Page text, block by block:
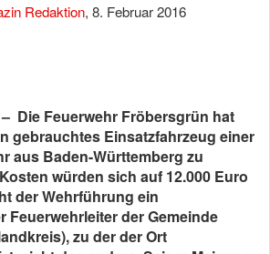
Redaktion, 8. Februar 2016
Die Feuerwehr Fröbersgrün hat
gebrauchtes Einsatzfahrzeug einer
aus Baden-Württemberg zu
würden sich auf 12.000 Euro
der Wehrführung ein
Feuerwehrleiter der Gemeinde
zu der der Ort